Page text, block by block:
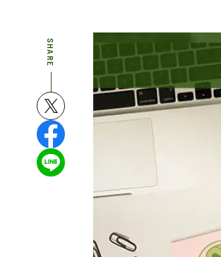
SHARE